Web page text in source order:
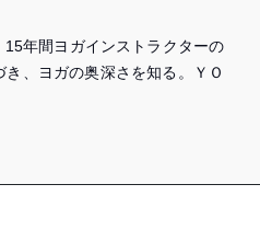
年間ヨガインストラクターの
、ヨガの奥深さを知る。ＹＯ